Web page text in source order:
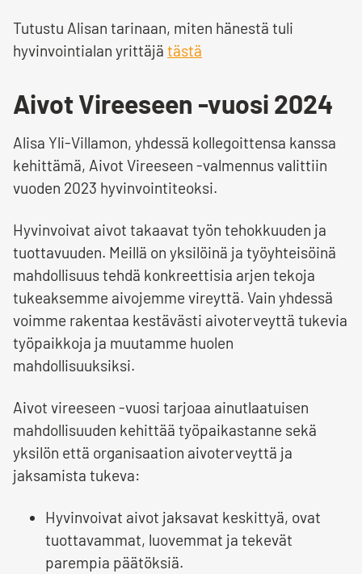
Tutustu Alisan tarinaan, miten hänestä tuli
hyvinvointialan yrittäjä tästä
Aivot Vireeseen -vuosi 2024
Alisa Yli-Villamon, yhdessä kollegoittensa kanssa
kehittämä, Aivot Vireeseen -valmennus valittiin
vuoden 2023 hyvinvointiteoksi.
Hyvinvoivat aivot takaavat työn tehokkuuden ja
tuottavuuden. Meillä on yksilöinä ja työyhteisöinä
mahdollisuus tehdä konkreettisia arjen tekoja
tukeaksemme aivojemme vireyttä. Vain yhdessä
voimme rakentaa kestävästi aivoterveyttä tukevia
työpaikkoja ja muutamme huolen
mahdollisuuksiksi.
Aivot vireeseen -vuosi tarjoaa ainutlaatuisen
mahdollisuuden kehittää työpaikastanne sekä
yksilön että organisaation aivoterveyttä ja
jaksamista tukeva:
Hyvinvoivat aivot jaksavat keskittyä, ovat
tuottavammat, luovemmat ja tekevät
parempia päätöksiä.